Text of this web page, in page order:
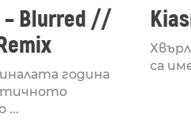
– Blurred //
година
...
са